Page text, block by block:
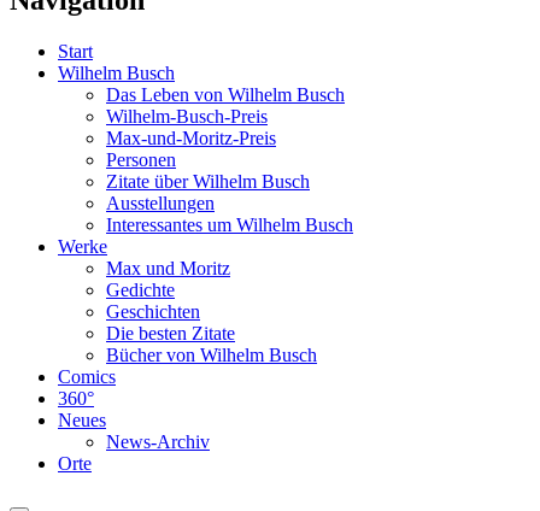
Start
Wilhelm Busch
Das Leben von Wilhelm Busch
Wilhelm-Busch-Preis
Max-und-Moritz-Preis
Personen
Zitate über Wilhelm Busch
Ausstellungen
Interessantes um Wilhelm Busch
Werke
Max und Moritz
Gedichte
Geschichten
Die besten Zitate
Bücher von Wilhelm Busch
Comics
360°
Neues
News-Archiv
Orte